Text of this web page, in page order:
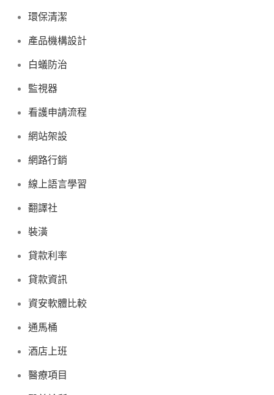
環保清潔
產品機構設計
白蟻防治
監視器
看護申請流程
網站架設
網路行銷
線上語言學習
翻譯社
裝潢
貸款利率
貸款資訊
資安軟體比較
通馬桶
酒店上班
醫療項目